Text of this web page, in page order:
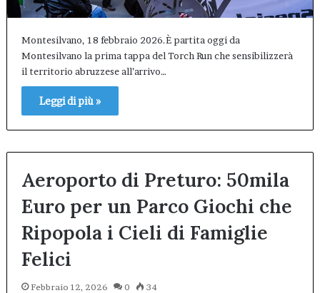
Montesilvano, 18 febbraio 2026.È partita oggi da
Montesilvano la prima tappa del Torch Run che sensibilizzerà
il territorio abruzzese all’arrivo…
Leggi di più »
Aeroporto di Preturo: 50mila
Euro per un Parco Giochi che
Ripopola i Cieli di Famiglie
Felici
Febbraio 12, 2026 0 34